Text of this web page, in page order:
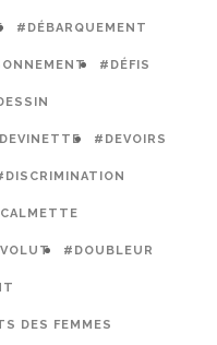
#DÉBARQUEMENT
#DÉFIS
#DEVOIRS
#DOUBLEUR
DES FEMMES